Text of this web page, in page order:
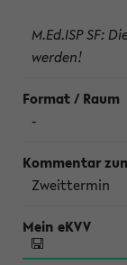
M.Ed.ISP SF:
werden!
-
Zweittermin